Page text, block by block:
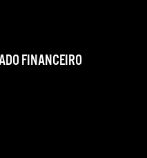
FINANCEIRO